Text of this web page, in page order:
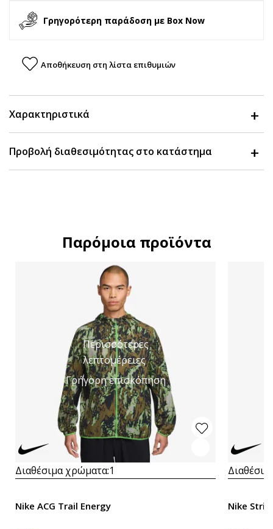
Γρηγορότερη παράδοση με Box Now
Αποθήκευση στη λίστα επιθυμιών
Χαρακτηριστικά
Προβολή διαθεσιμότητας στο κατάστημα
Παρόμοια προϊόντα
Περισσότερες
λεπτομέρειες
Γρήγορη επισκόπηση
Διαθέσιμα χρώματα:1
Nike ACG Trail Energy Nike